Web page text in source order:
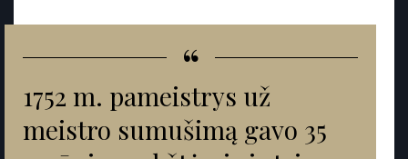
“
1752 m. pameistrys už
meistro sumušimą gavo 35